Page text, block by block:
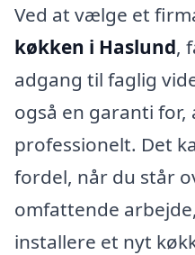
Ved at vælge et
køkken i Haslund,
adgang til faglig
også en garanti
professionelt. Det
fordel, når du står
omfattende
installere et nyt